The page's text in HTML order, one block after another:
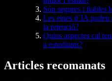
Són segures i fiables
Les eines d’IA
la retenció?
Quins aspectes cal
a estudiants?
Articles recomanats